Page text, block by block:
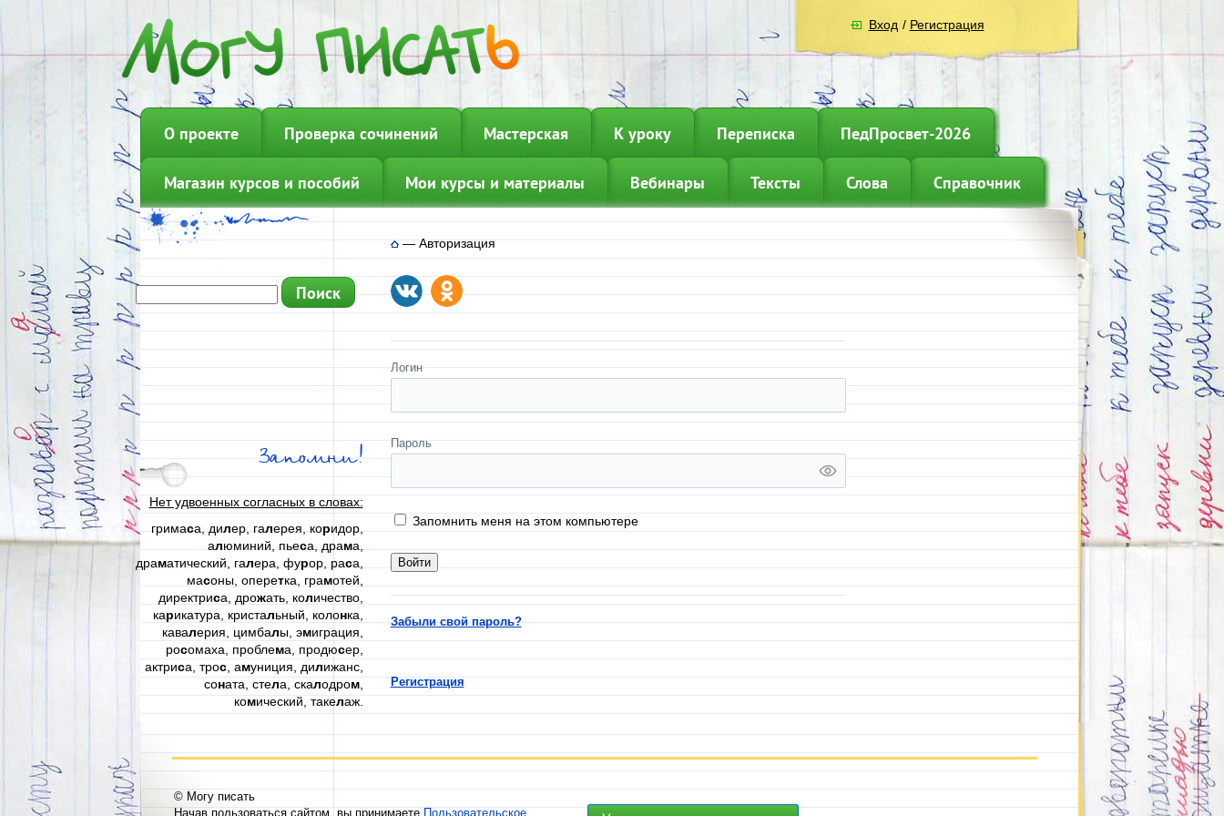
Вход / Регистрация
О проекте Проверка сочинений Мастерская К уроку Переписка ПедПросвет-2026
Магазин курсов и пособий Мои курсы и материалы Вебинары Тексты Слова Справочник
Запомни!
Нет удвоенных согласных в словах:
гримаса, дилер, галерея, коридор,
алюминий, пьеса, драма,
драматический, галера, фурор, раса,
масоны, оперетка, грамотей,
директриса, дрожать, количество,
карикатура, кристальный, колонка,
кавалерия, цимбалы, эмиграция,
росомаха, проблема, продюсер,
актриса, трос, амуниция, дилижанс,
соната, стела, скалодром,
комический, такелаж.
—Авторизация
Логин
Пароль
Запомнить меня на этом компьютере
Забыли свой пароль?
Регистрация
© Могу писать
Начав пользоваться сайтом, вы принимаете Пользовательское